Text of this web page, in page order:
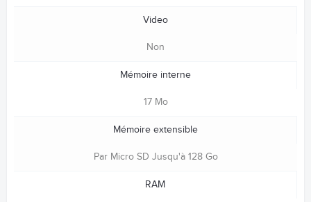
Video
Non
Mémoire interne
17 Mo
Mémoire extensible
Par Micro SD Jusqu'à 128 Go
RAM